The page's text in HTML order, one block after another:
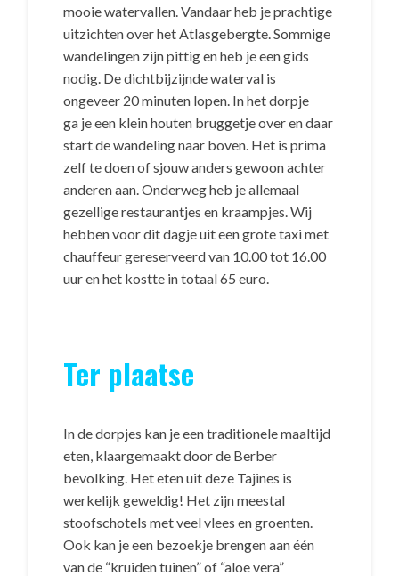
mooie watervallen. Vandaar heb je prachtige
uitzichten over het Atlasgebergte. Sommige
wandelingen zijn pittig en heb je een gids
nodig. De dichtbijzijnde waterval is
ongeveer 20 minuten lopen. In het dorpje
ga je een klein houten bruggetje over en daar
start de wandeling naar boven. Het is prima
zelf te doen of sjouw anders gewoon achter
anderen aan. Onderweg heb je allemaal
gezellige restaurantjes en kraampjes. Wij
hebben voor dit dagje uit een grote taxi met
chauffeur gereserveerd van 10.00 tot 16.00
uur en het kostte in totaal 65 euro.
Ter plaatse
In de dorpjes kan je een traditionele maaltijd
eten, klaargemaakt door de Berber
bevolking. Het eten uit deze Tajines is
werkelijk geweldig! Het zijn meestal
stoofschotels met veel vlees en groenten.
Ook kan je een bezoekje brengen aan één
van de “kruiden tuinen” of “aloe vera”